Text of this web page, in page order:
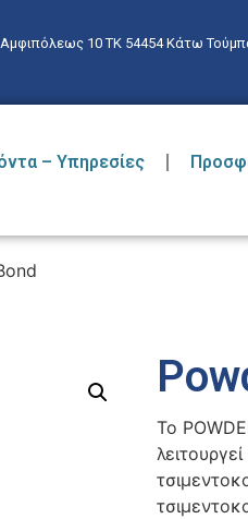
Αμφιπόλεως 10 ΤΚ 54454 Κάτω
– Υπηρεσίες
Το